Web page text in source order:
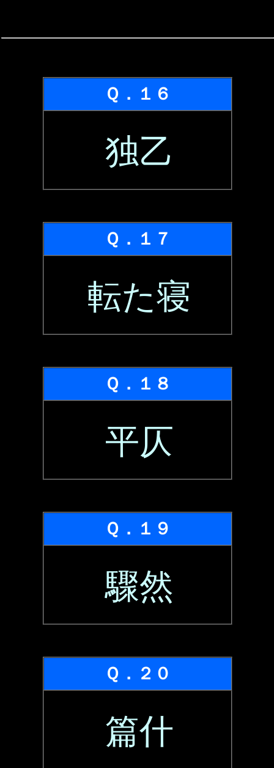
Ｑ．１６
独乙
Ｑ．１７
転た寝
Ｑ．１８
平仄
Ｑ．１９
驟然
Ｑ．２０
篇什